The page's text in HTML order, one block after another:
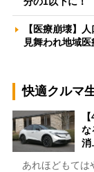
【医療崩壊】
見舞われ地域
快適クルマ
な
あれほどもては